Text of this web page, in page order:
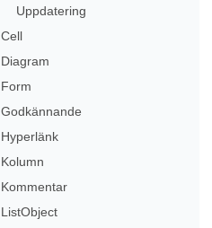
Uppdatering
Cell
Diagram
Form
Godkännande
Hyperlänk
Kolumn
Kommentar
ListObject